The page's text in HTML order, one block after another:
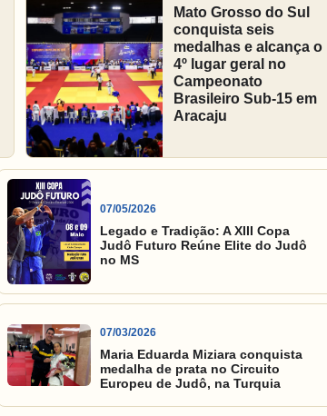
Mato Grosso do Sul
conquista seis
medalhas e alcança o
4º lugar geral no
Campeonato
Brasileiro Sub-15 em
Aracaju
07/05/2026
Legado e Tradição: A XIII Copa
Judô Futuro Reúne Elite do Judô
no MS
07/03/2026
Maria Eduarda Miziara conquista
medalha de prata no Circuito
Europeu de Judô, na Turquia